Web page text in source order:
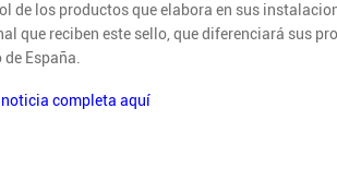
de los productos que elabora en sus
que reciben este sello, que diferenciará sus
España.
noticia completa aquí